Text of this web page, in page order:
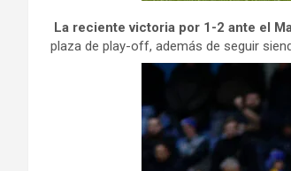
La reciente victoria por 1-2 ante el
plaza de play-off, además de seguir